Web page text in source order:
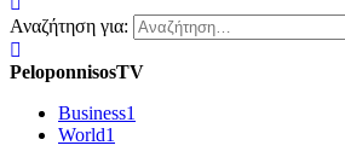
Αναζήτηση για:
PeloponnisosTV
Business1
World1